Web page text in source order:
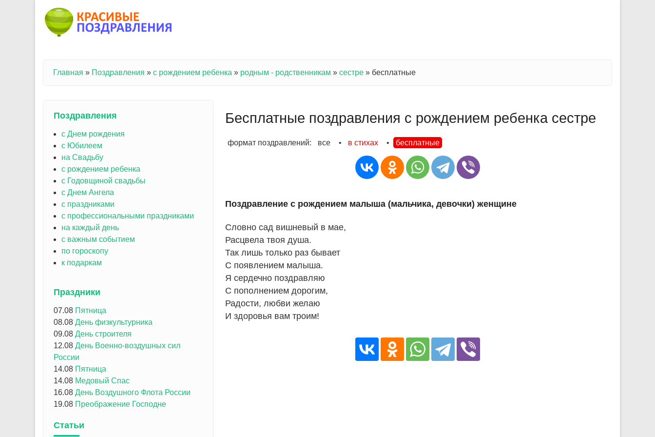
Вы здесь
Главная » Поздравления » с рождением ребенка » родным - родственникам » сестре » бесплатные
Бесплатные поздравления с рождением ребенка сестре
формат поздравлений: все • в стихах • бесплатные
Поздравление с рождением малыша (мальчика, девочки) женщине
Словно сад вишневый в мае,
Расцвела твоя душа.
Так лишь только раз бывает
С появлением малыша.
Я сердечно поздравляю
С пополнением дорогим,
Радости, любви желаю
И здоровья вам троим!
Поздравления
с Днем рождения
с Юбилеем
на Свадьбу
с рождением ребенка
с Годовщиной свадьбы
с Днем Ангела
с праздниками
с профессиональными праздниками
на каждый день
с важным событием
по гороскопу
к подаркам
Праздники
07.08 Пятница
08.08 День физкультурника
09.08 День строителя
12.08 День Военно-воздушных сил
России
14.08 Пятница
14.08 Медовый Спас
16.08 День Воздушного Флота России
19.08 Преображение Господне
Статьи